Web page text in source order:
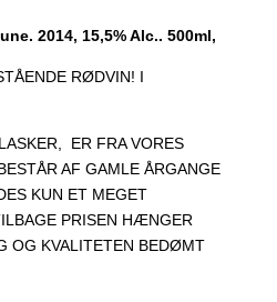
2014, 15,5% Alc.. 500ml,
RØDVIN! I
ER FRA VORES
AF GAMLE ÅRGANGE
KUN ET MEGET
PRISEN HÆNGER
OG KVALITETEN BEDØMT